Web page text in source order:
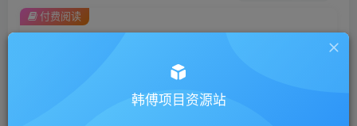
会员专属资源
付费阅读
韩傅项目资源站